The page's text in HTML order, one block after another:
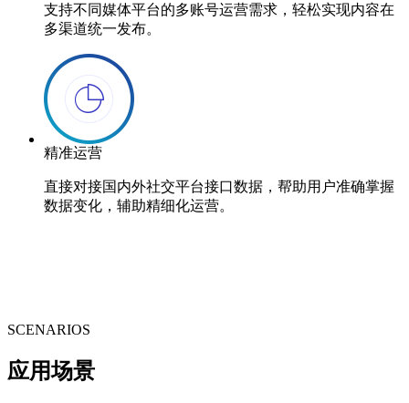
支持不同媒体平台的多账号运营需求，轻松实现内容在
多渠道统一发布。
精准运营
直接对接国内外社交平台接口数据，帮助用户准确掌握
数据变化，辅助精细化运营。
SCENARIOS
应用场景